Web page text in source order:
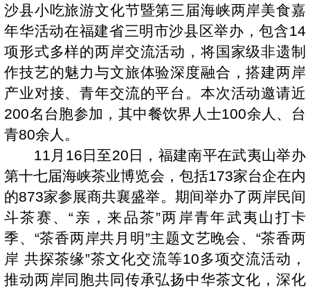
沙县小吃旅游文化节暨第三届海峡两岸美食嘉
年华活动在福建省三明市沙县区举办，包含14
项形式多样的两岸交流活动，将国家级非遗制
作技艺的魅力与文旅体验深度融合，搭建两岸
产业对接、青年交流的平台。本次活动邀请近
200名台胞参加，其中餐饮界人士100余人、台
青80余人。
11月16日至20日，福建南平在武夷山举办
第十七届海峡茶业博览会，包括173家台企在内
的873家参展商共襄盛举。期间举办了两岸民间
斗茶赛、“亲，来品茶”两岸青年武夷山打卡
季、“茶香两岸共月明”主题文艺晚会、“茶香两
岸 共探茶缘”茶文化交流等10多项交流活动，
推动两岸同胞共同传承弘扬中华茶文化，深化